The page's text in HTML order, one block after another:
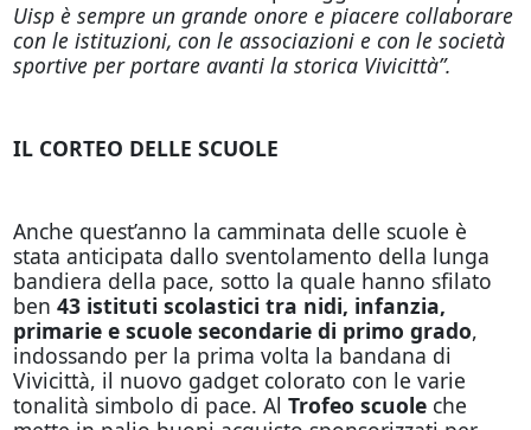
Uisp è sempre un grande onore e piacere collaborare
con le istituzioni, con le associazioni e con le società
sportive per portare avanti la storica Vivicittà”.
IL CORTEO DELLE SCUOLE
Anche quest’anno la camminata delle scuole è
stata anticipata dallo sventolamento della lunga
bandiera della pace, sotto la quale hanno sfilato
ben 43 istituti scolastici tra nidi, infanzia,
primarie e scuole secondarie di primo grado,
indossando per la prima volta la bandana di
Vivicittà, il nuovo gadget colorato con le varie
tonalità simbolo di pace. Al Trofeo scuoleche